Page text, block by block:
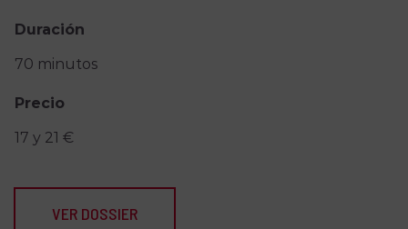
Duración
70 minutos
Precio
17 y 21 €
VER DOSSIER